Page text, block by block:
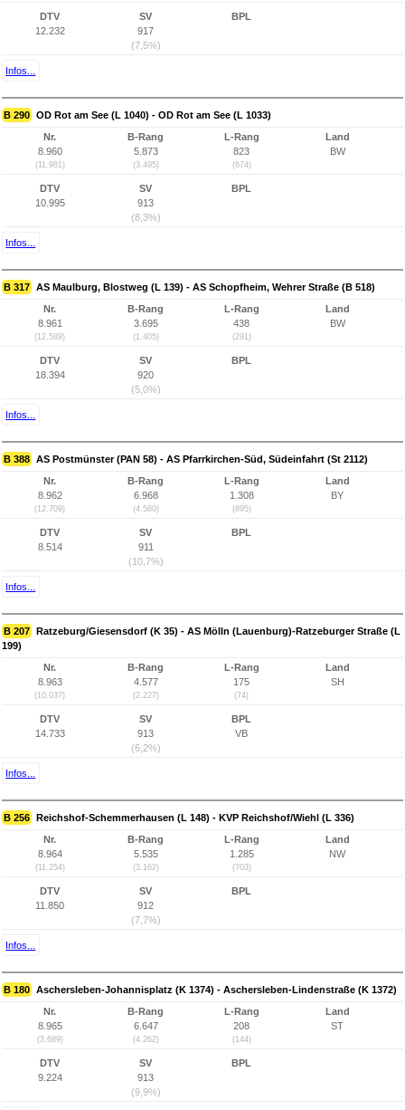
DTV
12.232
SV
917
(7,5%)
BPL
Infos...
B 290 OD Rot am See (L 1040) - OD Rot am See (L 1033)
Nr.
8.960
(11.981)
B-Rang
5.873
(3.495)
L-Rang
823
(674)
Land
BW
DTV
10.995
SV
913
(8,3%)
BPL
Infos...
B 317 AS Maulburg, Blostweg (L 139) - AS Schopfheim, Wehrer Straße (B 518)
Nr.
8.961
(12.589)
B-Rang
3.695
(1.405)
L-Rang
438
(291)
Land
BW
DTV
18.394
SV
920
(5,0%)
BPL
Infos...
B 388 AS Postmünster (PAN 58) - AS Pfarrkirchen-Süd, Südeinfahrt (St 2112)
Nr.
8.962
(12.709)
B-Rang
6.968
(4.580)
L-Rang
1.308
(895)
Land
BY
DTV
8.514
SV
911
(10,7%)
BPL
Infos...
B 207 Ratzeburg/Giesensdorf (K 35) - AS Mölln (Lauenburg)-Ratzeburger Straße (L
199)
Nr.
8.963
(10.037)
B-Rang
4.577
(2.227)
L-Rang
175
(74)
Land
SH
DTV
14.733
SV
913
(6,2%)
BPL
VB
Infos...
B 256 Reichshof-Schemmerhausen (L 148) - KVP Reichshof/Wiehl (L 336)
Nr.
8.964
(11.254)
B-Rang
5.535
(3.162)
L-Rang
1.285
(703)
Land
NW
DTV
11.850
SV
912
(7,7%)
BPL
Infos...
B 180 Aschersleben-Johannisplatz (K 1374) - Aschersleben-Lindenstraße (K 1372)
Nr.
8.965
(3.689)
B-Rang
6.647
(4.262)
L-Rang
208
(144)
Land
ST
DTV
9.224
SV
913
(9,9%)
BPL